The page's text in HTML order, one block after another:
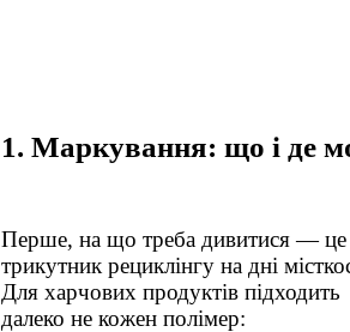
1. Маркування: що і де
Перше, на що треба дивитися — це
трикутник рециклінгу на дні
Для харчових продуктів підходить
далеко не кожен полімер: